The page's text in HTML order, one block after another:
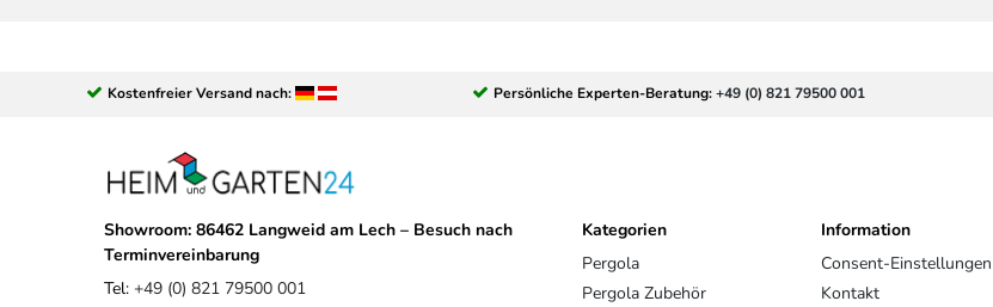
Kostenfreier Versand nach: Persönliche Experten-Beratung:+49 (0) 821 79500 001
Showroom: 86462 Langweid am Lech – Besuch nach
Terminvereinbarung
Tel: +49 (0) 821 79500 001
Kategorien
Pergola
Pergola Zubehör
Information
Consent-Einstellungen
Kontakt